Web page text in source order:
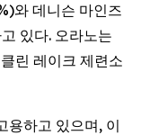
와 데니슨 마인즈
있다. 오라노는
린 레이크 제련소
용하고 있으며, 이